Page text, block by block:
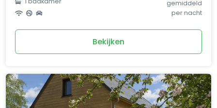
gemiddeld
per nacht
Bekijken